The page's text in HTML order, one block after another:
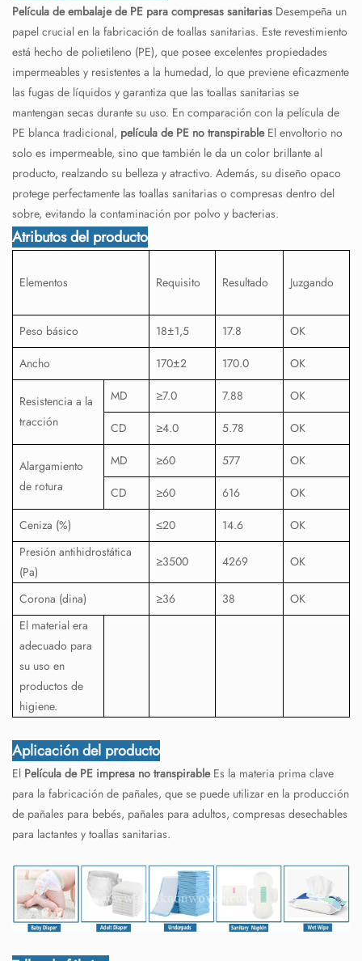
Película de embalaje de PE para compresas sanitarias Desempeña un
papel crucial en la fabricación de toallas sanitarias. Este revestimiento
está hecho de polietileno (PE), que posee excelentes propiedades
impermeables y resistentes a la humedad, lo que previene eficazmente
las fugas de líquidos y garantiza que las toallas sanitarias se
mantengan secas durante su uso. En comparación con la película de
PE blanca tradicional, película de PE no transpirableEl envoltorio no
solo es impermeable, sino que también le da un color brillante al
producto, realzando su belleza y atractivo. Además, su diseño opaco
protege perfectamente las toallas sanitarias o compresas dentro del
sobre, evitando la contaminación por polvo y bacterias.
Atributos del producto
Elementos Requisito Resultado Juzgando
Peso básico 18±1,5 17.8
OK
Ancho
170±2 170.0 OK
Resistencia a la
tracción
MD ≥7.0 7.88
OK
CD
≥4.0 5.78 OK
Alargamiento
de rotura
MD ≥60 577
OK
CD
≥60 616
OK
Ceniza (%)
≤20 14.6
OK
Presión antihidrostática
(Pa)
≥3500 4269 OK
Corona (dina) ≥36 38
OK
El material era
adecuado para
su uso en
productos de
higiene.
Aplicación del producto
El Película de PE impresa no transpirableEs la materia prima clave
para la fabricación de pañales, que se puede utilizar en la producción
de pañales para bebés, pañales para adultos, compresas desechables
para lactantes y toallas sanitarias.